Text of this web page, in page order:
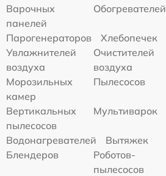
Варочных
панелей
Обогревателей
Парогенераторов
Хлебопечек
Увлажнителей
воздуха
Очистителей
воздуха
Морозильных
камер
Пылесосов
Вертикальных
пылесосов
Мультиварок
Водонагревателей
Вытяжек
Блендеров
Роботов-
пылесосов